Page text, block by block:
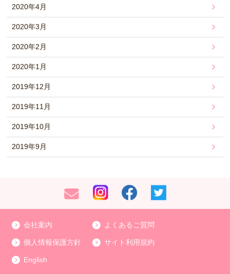
2020年4月
2020年3月
2020年2月
2020年1月
2019年12月
2019年11月
2019年10月
2019年9月
会社案内 よくあるご質問
個人情報保護方針 サイト利用規約
English